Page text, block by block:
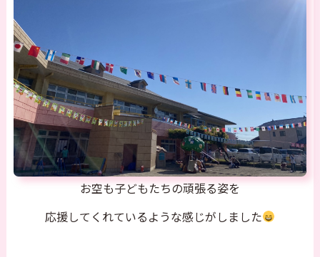
お空も子どもたちの頑張る姿を
応援してくれているような感じがしました